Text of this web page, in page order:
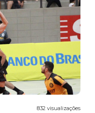
832 visualizações